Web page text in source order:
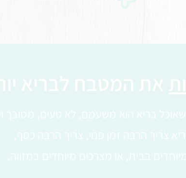
את המטבח לבריא
בריא הוא משעמם, לא טעים, מסובך
צריך הרבה זמן פנוי, צריך הרבה כסף,
בבית, או מצרכים מיוחדים במזווה.